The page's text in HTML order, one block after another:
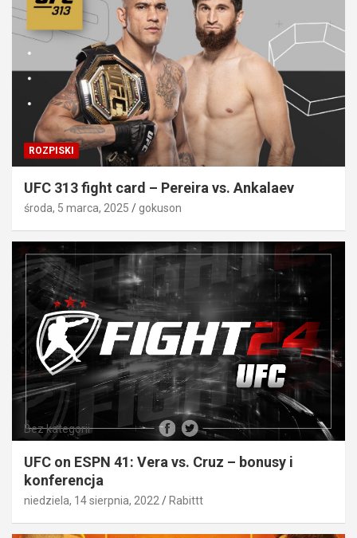
ROZPISKI
UFC 313 fight card – Pereira vs. Ankalaev
środa, 5 marca, 2025 gokuson
Bez kategorii
UFC on ESPN 41: Vera vs. Cruz – bonusy i
konferencja
niedziela, 14 sierpnia, 2022 Rabittt